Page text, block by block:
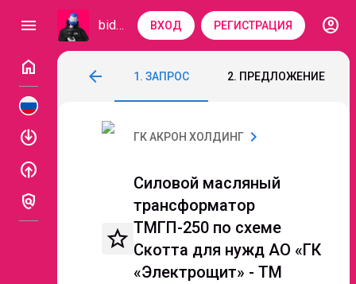
menu bidzaar ВХОД РЕГИСТРАЦИЯ
account_circle
home
enable
enable
policy
arrow_back
Силовой масляный трансформатор
1. ЗАПРОС 2. ПРЕДЛОЖЕНИЕ
ГК АКРОН ХОЛДИНГ chevron_right
star_border
Силовой масляный
трансформатор
ТМГП-250 по схеме
Скотта для нужд АО «ГК
«Электрощит» - ТМ